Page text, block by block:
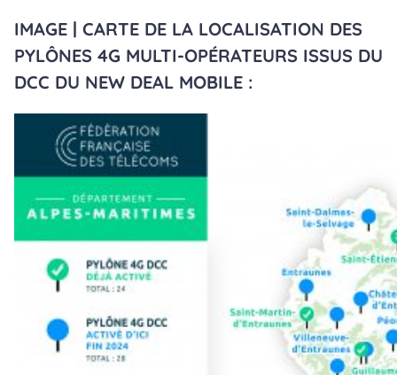
IMAGE | CARTE DE LA LOCALISATION DES
PYLÔNES 4G MULTI-OPÉRATEURS ISSUS DU
DCC DU NEW DEAL MOBILE :